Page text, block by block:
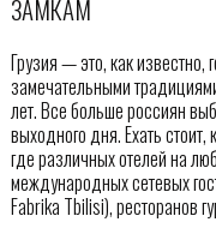
ЗАМКАМ
Грузия — это, как известно,
замечательными
лет. Все больше россиян
выходного дня. Ехать
где различных отелей на
международных сетевых
Fabrika Tbilisi), ресторанов